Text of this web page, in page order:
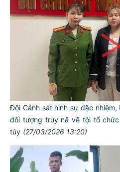
Đội Cảnh sát hình sự đặc nhiệm,
đối tượng truy nã về tội tổ
túy (27/03/2026 13:20)